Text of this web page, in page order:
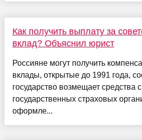
Как получить выплату за
вклад? Объяснил юрист
Россияне могут получить
вклады, открытые до 1991 года,
государство возмещает средства
государственных страховых
оформле...